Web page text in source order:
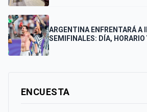
ARGENTINA ENFRENTARÁ A
SEMIFINALES: DÍA, HORARIO
ENCUESTA